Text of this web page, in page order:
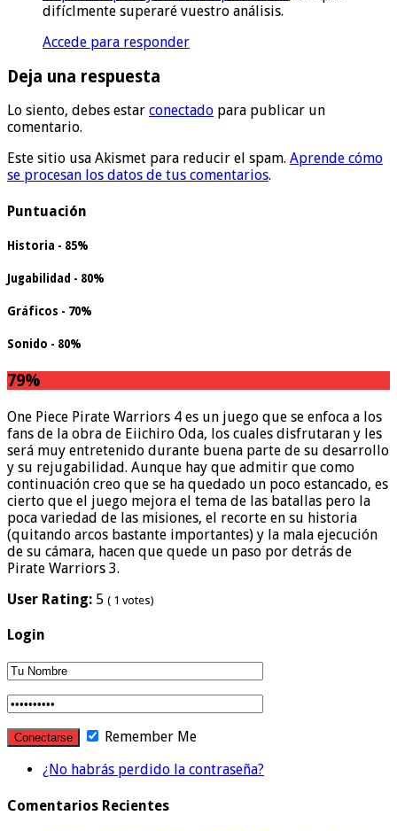
difíclmente superaré vuestro análisis.
Accede para responder
Deja una respuesta
Lo siento, debes estar conectado para publicar un
comentario.
Este sitio usa Akismet para reducir el spam. Aprende cómo
se procesan los datos de tus comentarios.
Puntuación
Historia - 85%
Jugabilidad - 80%
Gráficos - 70%
Sonido - 80%
79%
One Piece Pirate Warriors 4 es un juego que se enfoca a los
fans de la obra de Eiichiro Oda, los cuales disfrutaran y les
será muy entretenido durante buena parte de su desarrollo
y su rejugabilidad. Aunque hay que admitir que como
continuación creo que se ha quedado un poco estancado, es
cierto que el juego mejora el tema de las batallas pero la
poca variedad de las misiones, el recorte en su historia
(quitando arcos bastante importantes) y la mala ejecución
de su cámara, hacen que quede un paso por detrás de
Pirate Warriors 3.
User Rating: 5 ( 1 votes)
Login
Remember Me
¿No habrás perdido la contraseña?
Comentarios Recientes